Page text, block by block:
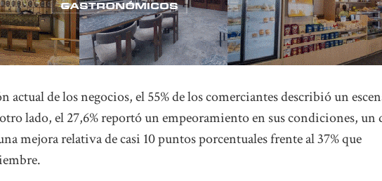
actual de los negocios, el 55% de los comerciantes describió un
lado, el 27,6% reportó un empeoramiento en sus condiciones, un
mejora relativa de casi 10 puntos porcentuales frente al 37% que